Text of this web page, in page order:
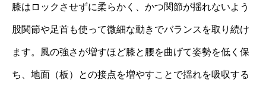
膝はロックさせずに柔らかく、かつ関節が揺れないよう
股関節や足首も使って微細な動きでバランスを取り続け
ます。風の強さが増すほど膝と腰を曲げて姿勢を低く保
ち、地面（板）との接点を増やすことで揺れを吸収する